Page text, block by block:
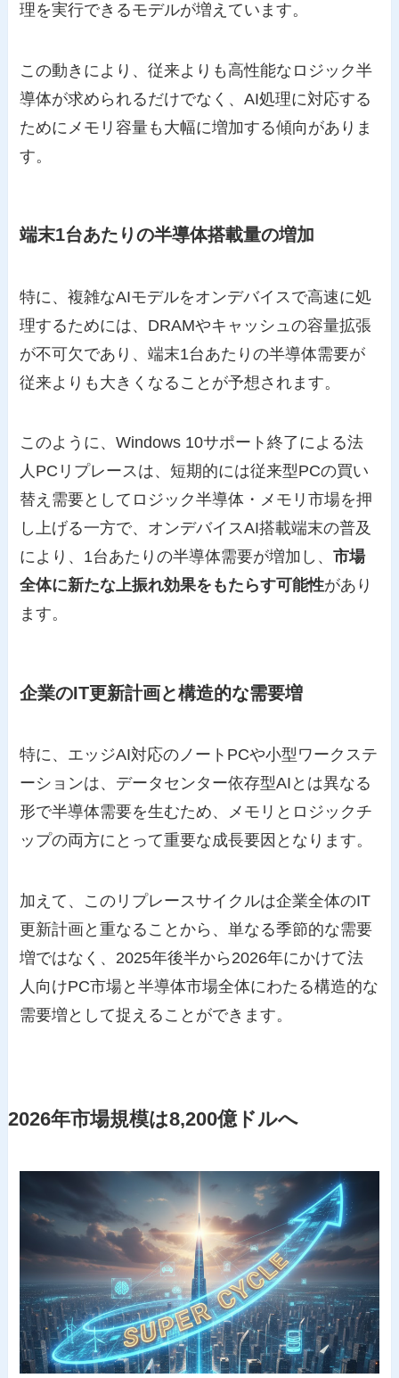
理を実行できるモデルが増えています。
この動きにより、従来よりも高性能なロジック半
導体が求められるだけでなく、AI処理に対応する
ためにメモリ容量も大幅に増加する傾向がありま
す。
端末1台あたりの半導体搭載量の増加
特に、複雑なAIモデルをオンデバイスで高速に処
理するためには、DRAMやキャッシュの容量拡張
が不可欠であり、端末1台あたりの半導体需要が
従来よりも大きくなることが予想されます。
このように、Windows 10サポート終了による法
人PCリプレースは、短期的には従来型PCの買い
替え需要としてロジック半導体・メモリ市場を押
し上げる一方で、オンデバイスAI搭載端末の普及
により、1台あたりの半導体需要が増加し、市場
全体に新たな上振れ効果をもたらす可能性があり
ます。
企業のIT更新計画と構造的な需要増
特に、エッジAI対応のノートPCや小型ワークステ
ーションは、データセンター依存型AIとは異なる
形で半導体需要を生むため、メモリとロジックチ
ップの両方にとって重要な成長要因となります。
加えて、このリプレースサイクルは企業全体のIT
更新計画と重なることから、単なる季節的な需要
増ではなく、2025年後半から2026年にかけて法
人向けPC市場と半導体市場全体にわたる構造的な
需要増として捉えることができます。
2026年市場規模は8,200億ドルへ